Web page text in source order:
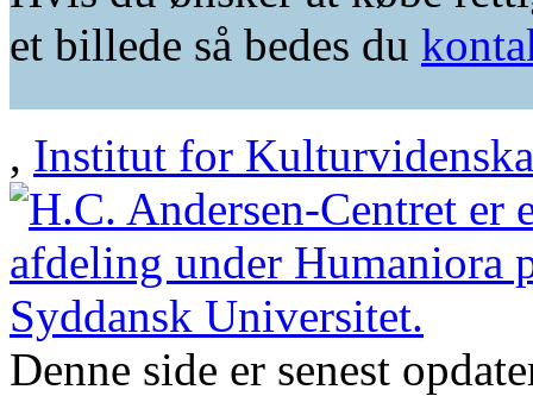
et billede så bedes du
, Institut for
Denne side er senest